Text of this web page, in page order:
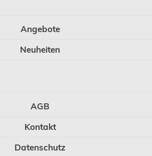
Angebote
Neuheiten
AGB
Kontakt
Datenschutz